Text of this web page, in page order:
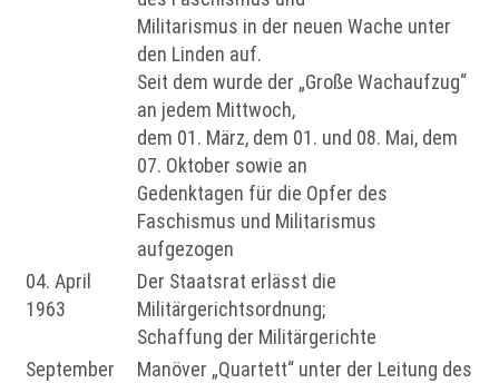
Militarismus in der neuen Wache unter
den Linden auf.
Seit dem wurde der „Große Wachaufzug“
an jedem Mittwoch,
dem 01. März, dem 01. und 08. Mai, dem
07. Oktober sowie an
Gedenktagen für die Opfer des
Faschismus und Militarismus
aufgezogen
04. April
1963
Der Staatsrat erlässt die
Militärgerichtsordnung;
Schaffung der Militärgerichte
September
Manöver „Quartett“ unter der Leitung des